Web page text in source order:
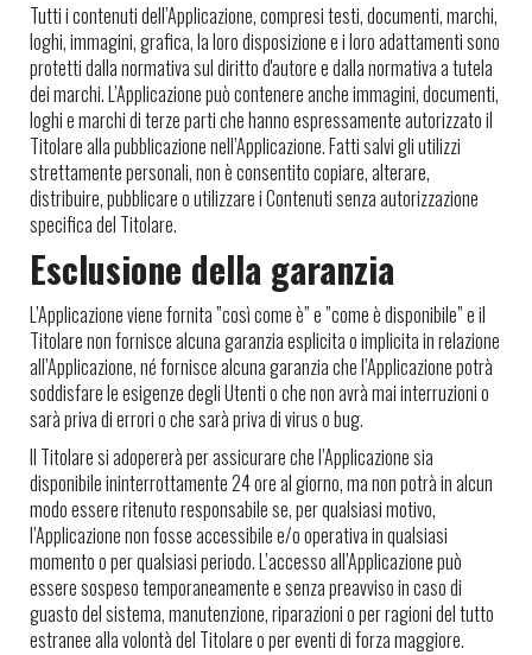
Tutti i contenuti dell’Applicazione, compresi testi, documenti, marchi,
loghi, immagini, grafica, la loro disposizione e i loro adattamenti sono
protetti dalla normativa sul diritto d'autore e dalla normativa a tutela
dei marchi. L’Applicazione può contenere anche immagini, documenti,
loghi e marchi di terze parti che hanno espressamente autorizzato il
Titolare alla pubblicazione nell’Applicazione. Fatti salvi gli utilizzi
strettamente personali, non è consentito copiare, alterare,
distribuire, pubblicare o utilizzare i Contenuti senza autorizzazione
specifica del Titolare.
Esclusione della garanzia
L’Applicazione viene fornita ”così come è” e ”come è disponibile” e il
Titolare non fornisce alcuna garanzia esplicita o implicita in relazione
all’Applicazione, né fornisce alcuna garanzia che l’Applicazione potrà
soddisfare le esigenze degli Utenti o che non avrà mai interruzioni o
sarà priva di errori o che sarà priva di virus o bug.
Il Titolare si adopererà per assicurare che l’Applicazione sia
disponibile ininterrottamente 24 ore al giorno, ma non potrà in alcun
modo essere ritenuto responsabile se, per qualsiasi motivo,
l’Applicazione non fosse accessibile e/o operativa in qualsiasi
momento o per qualsiasi periodo. L’accesso all’Applicazione può
essere sospeso temporaneamente e senza preavviso in caso di
guasto del sistema, manutenzione, riparazioni o per ragioni del tutto
estranee alla volontà del Titolare o per eventi di forza maggiore.